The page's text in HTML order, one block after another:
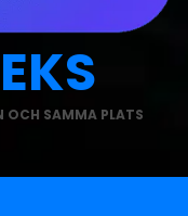
OCH SAMMA PLATS